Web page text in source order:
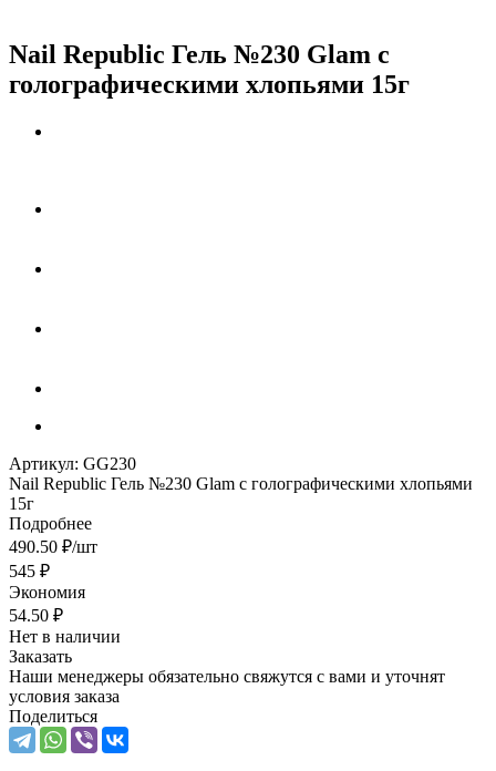
Nail Republic Гель №230 Glam с
голографическими хлопьями 15г
Артикул: GG230
Nail Republic Гель №230 Glam с голографическими хлопьями
15г
Подробнее
490.50 ₽/шт
545 ₽
Экономия
54.50 ₽
Нет в наличии
Заказать
Наши менеджеры обязательно свяжутся с вами и уточнят
условия заказа
Поделиться